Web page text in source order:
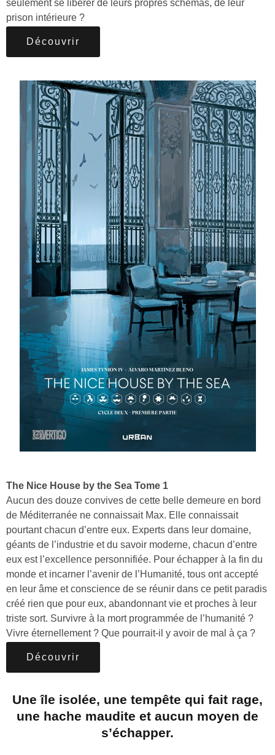
seulement se libérer de leurs propres schémas, de leur
prison intérieure ?
Découvrir
The Nice House by the Sea Tome 1
Aucun des douze convives de cette belle demeure en bord
de Méditerranée ne connaissait Max. Elle connaissait
pourtant chacun d’entre eux. Experts dans leur domaine,
géants de l’industrie et du savoir moderne, chacun d’entre
eux est l’excellence personnifiée. Pour échapper à la fin du
monde et incarner l’avenir de l’Humanité, tous ont accepté
en leur âme et conscience de se réunir dans ce petit paradis
créé rien que pour eux, abandonnant vie et proches à leur
triste sort. Survivre à la mort programmée de l’humanité ?
Vivre éternellement ? Que pourrait-il y avoir de mal à ça ?
Découvrir
Une île isolée, une tempête qui fait rage,
une hache maudite et aucun moyen de
s’échapper.